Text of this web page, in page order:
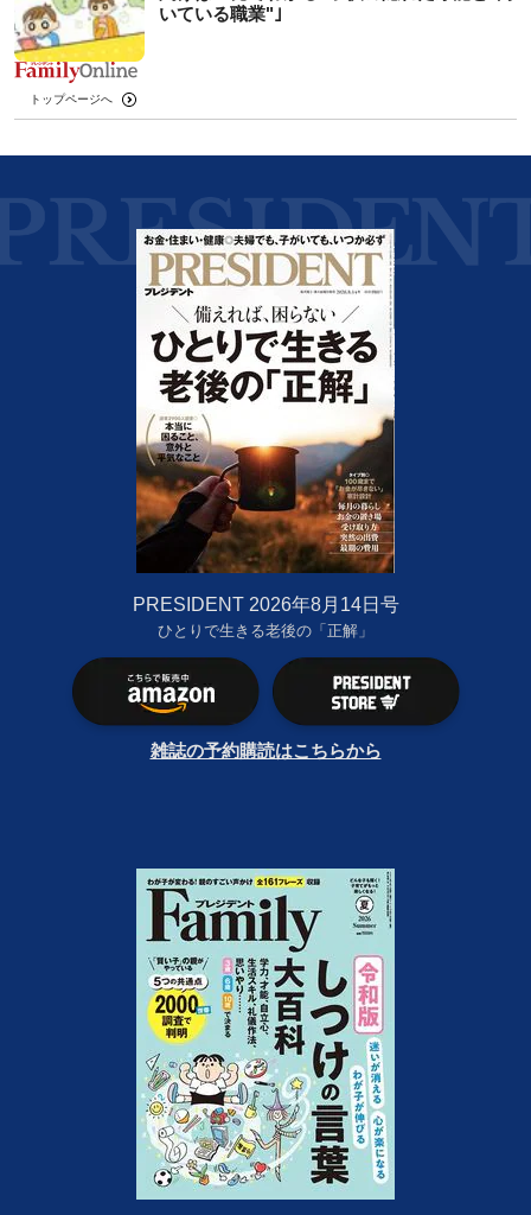
いている職業"｣
トップページへ
PRESIDENT 2026年8月14日号
ひとりで生きる老後の「正解」
雑誌の予約購読はこちらから